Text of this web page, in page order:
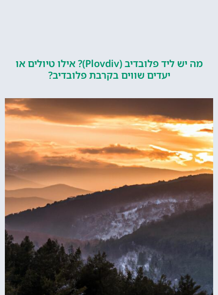
מה יש ליד פלובדיב (Plovdiv)? אילו טיולים או
יעדים שווים בקרבת פלובדיב?